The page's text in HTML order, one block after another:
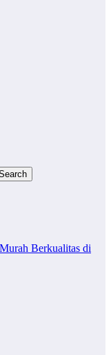
Berkualitas di